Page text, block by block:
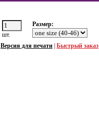
шт.
Размер:
Версия для печати Быстрый заказ